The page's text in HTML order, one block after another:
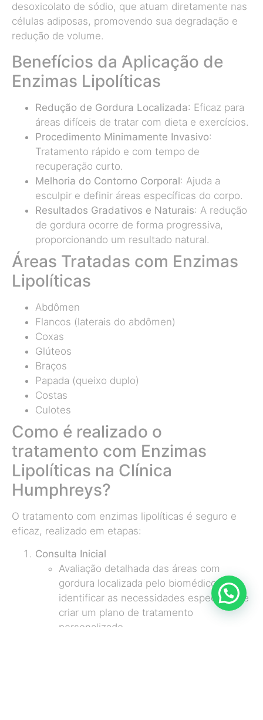
desoxicolato de sódio, que atuam diretamente nas
células adiposas, promovendo sua degradação e
redução de volume.
Benefícios da Aplicação de
Enzimas Lipolíticas
Redução de Gordura Localizada: Eficaz para
áreas difíceis de tratar com dieta e exercícios.
Procedimento Minimamente Invasivo:
Tratamento rápido e com tempo de
recuperação curto.
Melhoria do Contorno Corporal: Ajuda a
esculpir e definir áreas específicas do corpo.
Resultados Gradativos e Naturais: A redução
de gordura ocorre de forma progressiva,
proporcionando um resultado natural.
Áreas Tratadas com Enzimas
Lipolíticas
Abdômen
Flancos (laterais do abdômen)
Coxas
Glúteos
Braços
Papada (queixo duplo)
Costas
Culotes
Como é realizado o
tratamento com Enzimas
Lipolíticas na Clínica
Humphreys?
O tratamento com enzimas lipolíticas é seguro e
eficaz, realizado em etapas:
Consulta Inicial
Avaliação detalhada das áreas com
gordura localizada pelo biomédico para
identificar as necessidades específicas e
criar um plano de tratamento
personalizado.